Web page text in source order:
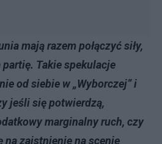
mają razem połączyć siły,
partię. Takie spekulacje
od siebie w „Wyborczej” i
jeśli się potwierdzą,
marginalny ruch, czy
na zaistnienie na scenie